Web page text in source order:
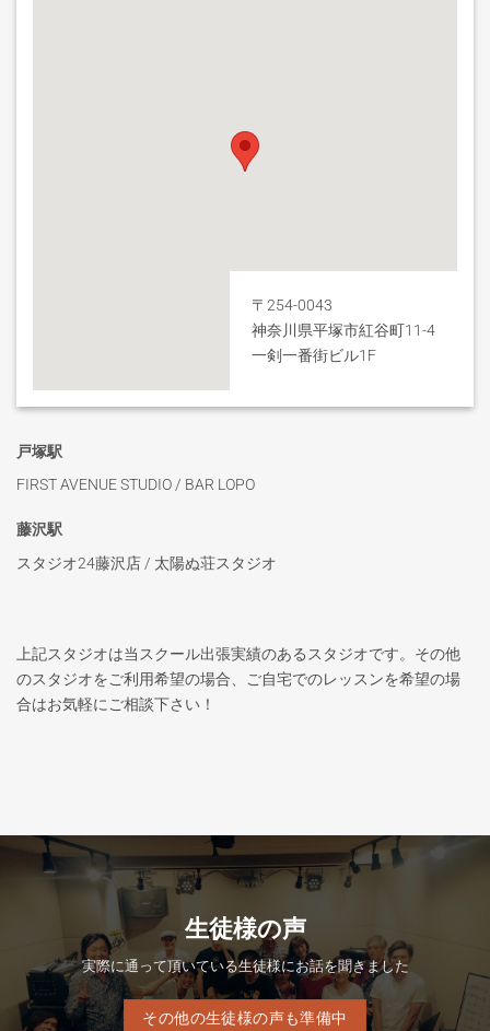
戸塚駅
FIRST AVENUE STUDIO / BAR LOPO
藤沢駅
スタジオ24藤沢店 / 太陽ぬ荘スタジオ
上記スタジオは当スクール出張実績のあるスタジオです。その他
のスタジオをご利用希望の場合、ご自宅でのレッスンを希望の場
合はお気軽にご相談下さい！
〒254-0043
神奈川県平塚市紅谷町11-4
一剣一番街ビル1F
生徒様の声
実際に通って頂いている生徒様にお話を聞きました
その他の生徒様の声も準備中